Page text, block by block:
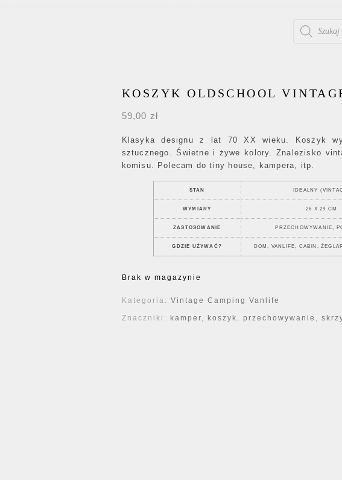
KOSZYK OLDSCHOOL
59,00 zł
Klasyka designu z lat 70 XX wieku. Koszyk
sztucznego. Świetne i żywe kolory. Znalezisko
komisu. Polecam do tiny house, kampera, itp.
STAN IDEALNY
WYMIARY 26 X 29 CM
ZASTOSOWANIE PRZECHOWYWANIE,
GDZIE UŻYWAĆ? DOM, VANLIFE, CABIN,
Brak w magazynie
Kategoria: Vintage Camping Vanlife
Znaczniki: kamper, koszyk , przechowywanie ,